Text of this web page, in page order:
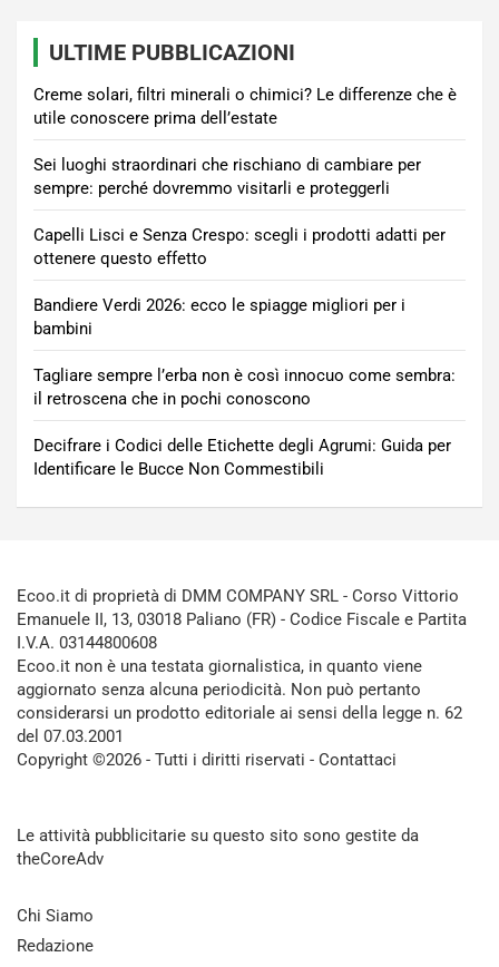
ULTIME PUBBLICAZIONI
Creme solari, filtri minerali o chimici? Le differenze che è
utile conoscere prima dell’estate
Sei luoghi straordinari che rischiano di cambiare per
sempre: perché dovremmo visitarli e proteggerli
Capelli Lisci e Senza Crespo: scegli i prodotti adatti per
ottenere questo effetto
Bandiere Verdi 2026: ecco le spiagge migliori per i
bambini
Tagliare sempre l’erba non è così innocuo come sembra:
il retroscena che in pochi conoscono
Decifrare i Codici delle Etichette degli Agrumi: Guida per
Identificare le Bucce Non Commestibili
Ecoo.it di proprietà di DMM COMPANY SRL - Corso Vittorio
Emanuele II, 13, 03018 Paliano (FR) - Codice Fiscale e Partita
I.V.A. 03144800608
Ecoo.it non è una testata giornalistica, in quanto viene
aggiornato senza alcuna periodicità. Non può pertanto
considerarsi un prodotto editoriale ai sensi della legge n. 62
del 07.03.2001
Copyright ©2026 - Tutti i diritti riservati - Contattaci
Le attività pubblicitarie su questo sito sono gestite da
theCoreAdv
Chi Siamo
Redazione